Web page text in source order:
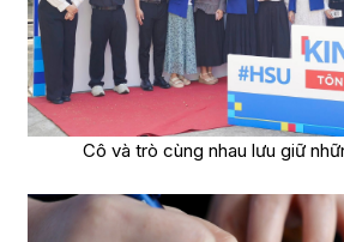
Cô và trò cùng nhau lưu giữ